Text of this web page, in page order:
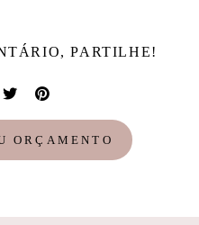
PARTILHE!
ORÇAMENTO